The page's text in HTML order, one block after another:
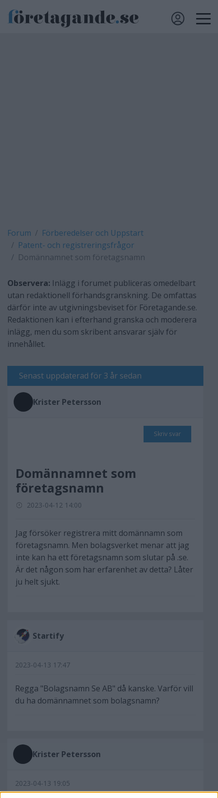
Forum
Förberedelser och Uppstart
Patent- och registreringsfrågor
Domännamnet som företagsnamn
Observera: Inlägg i forumet publiceras omedelbart
utan redaktionell förhandsgranskning. De omfattas
därför inte av utgivningsbeviset för Företagande.se.
Redaktionen kan i efterhand granska och moderera
inlägg, men du som skribent ansvarar själv för
innehållet.
Senast uppdaterad för 3 år sedan
Krister Petersson
Skriv svar
Domännamnet som
företagsnamn
2023-04-12 14:00
Jag försöker registrera mitt domännamn som
företagsnamn. Men bolagsverket menar att jag
inte kan ha ett företagsnamn som slutar på .se.
Är det någon som har erfarenhet av detta? Låter
ju helt sjukt.
Startify
2023-04-13 17:47
Regga "Bolagsnamn Se AB" då kanske. Varför vill
du ha domännamnet som bolagsnamn?
Krister Petersson
2023-04-13 19:05